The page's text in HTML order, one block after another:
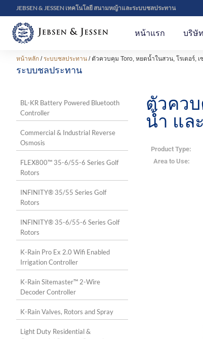
JEBSEN & JESSEN เทคโนโลยี สนามหญ้าและระบบชลประทาน
หน้าแรก บริษั
หน้าหลัก / ระบบชลประทาน / ตัวควบคุม Toro, หยดน้ำในสวน, โรเตอร์,
ระบบชลประทาน
BL-KR Battery Powered Bluetooth
Controller
Commercial & Industrial Reverse
Osmosis
FLEX800™ 35-6/55-6 Series Golf
Rotors
INFINITY® 35/55 Series Golf
Rotors
INFINITY® 35-6/55-6 Series Golf
Rotors
K-Rain Pro Ex 2.0 Wifi Enabled
Irrigation Controller
K-Rain Sitemaster™ 2-Wire
Decoder Controller
K-Rain Valves, Rotors and Spray
Light Duty Residential &
ตัวคว
น้ำ แล
Product Type:
Area to Use: